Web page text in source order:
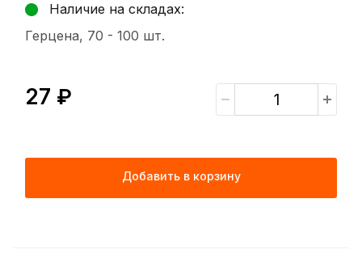
Наличие на складах:
Герцена, 70 - 100 шт.
27 ₽
Добавить в корзину